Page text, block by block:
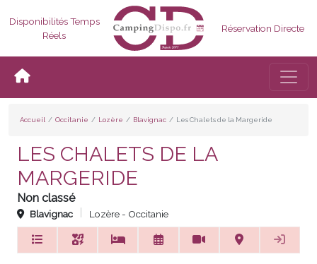
Disponibilités Temps
Réels
Réservation Directe
Accueil Occitanie Lozère Blavignac Les Chalets de la Margeride
LES CHALETS DE LA
MARGERIDE
Non classé
Blavignac Lozère - Occitanie